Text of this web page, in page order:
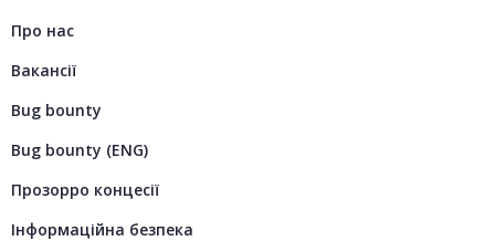
Про нас
Вакансії
Bug bounty
Bug bounty (ENG)
Прозорро концесії
Інформаційна безпека